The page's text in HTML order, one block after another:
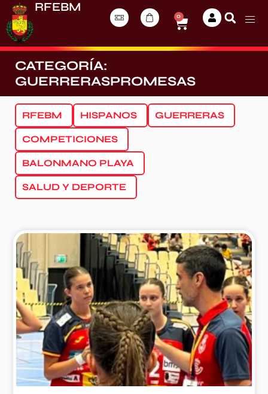
RFEBM
0
CATEGORÍA:
GUERRERASPROMESAS
RFEBM HISPANOS GUERRERAS
COMPETICIONES
BALONMANO PLAYA
SALUD Y DEPORTE